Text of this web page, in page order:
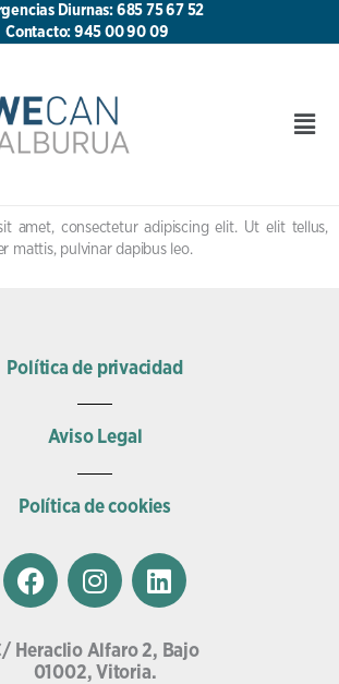
Diurnas: 685 75 67 52
Contacto: 945 00 90 09
amet, consectetur adipiscing elit. Ut elit tellus,
mattis, pulvinar dapibus leo.
Política de privacidad
Aviso Legal
Política de cookies
F
a
e
b
I
n
t
a
L
i
k
Heraclio Alfaro 2, Bajo
01002, Vitoria.